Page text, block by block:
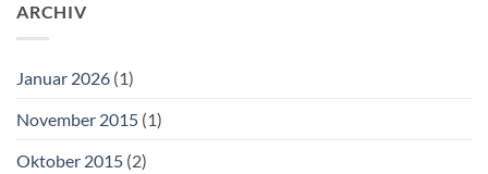
ARCHIV
Januar 2026 (1)
November 2015 (1)
Oktober 2015 (2)